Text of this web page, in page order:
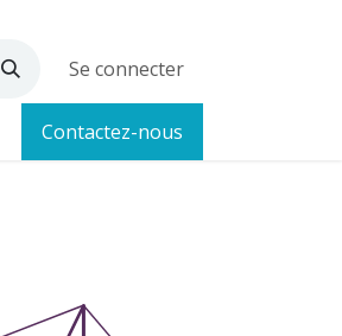
Se connecter
Contactez-nous